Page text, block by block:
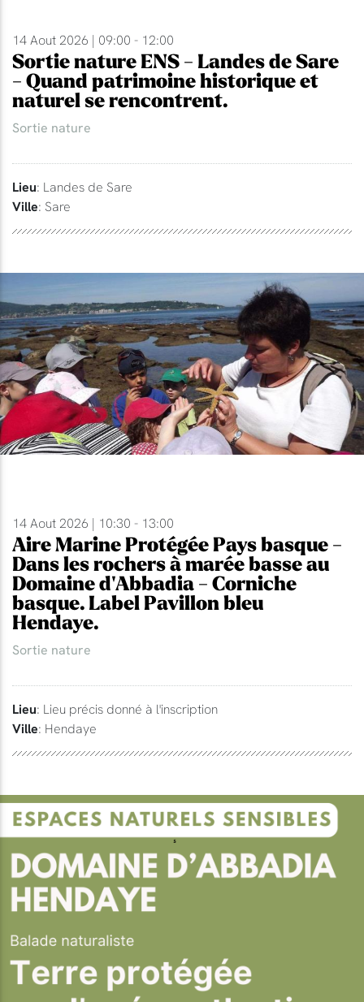
14 Aout 2026 | 09:00 - 12:00
Sortie nature ENS - Landes de Sare
- Quand patrimoine historique et
naturel se rencontrent.
Sortie nature
Lieu: Landes de Sare
Ville: Sare
14 Aout 2026 | 10:30 - 13:00
Aire Marine Protégée Pays basque -
Dans les rochers à marée basse au
Domaine d'Abbadia - Corniche
basque. Label Pavillon bleu
Hendaye.
Sortie nature
Lieu: Lieu précis donné à l'inscription
Ville: Hendaye